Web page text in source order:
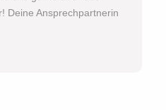
Deine Ansprechpartnerin